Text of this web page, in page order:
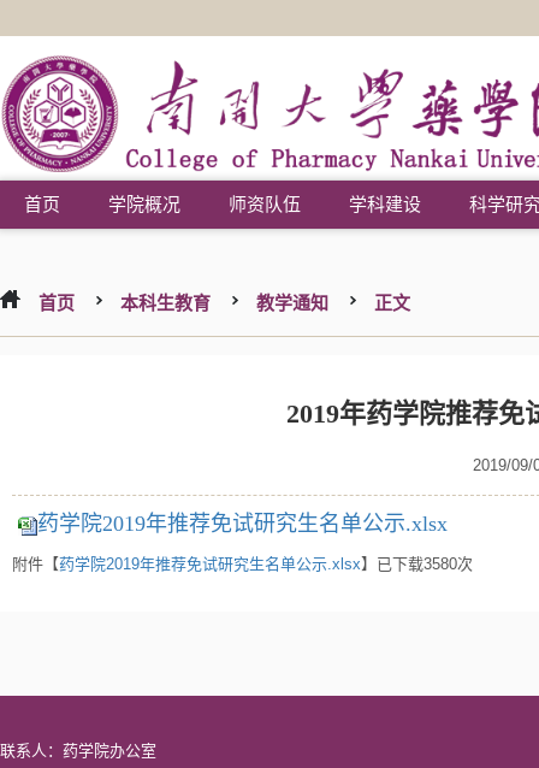
首页 学院概况 师资队伍 学科建设 科学研
首页 本科生教育 教学通知 正文
2019年药学院推荐免
2019/09/
药学院2019年推荐免试研究生名单公示.xlsx
附件【药学院2019年推荐免试研究生名单公示.xlsx】已下载3580次
联系人：药学院办公室